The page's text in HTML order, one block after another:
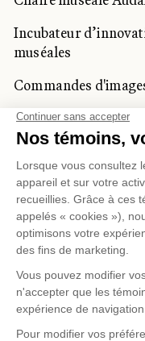
Incubateur
muséales
Commandes
Prix Lynne-Cohen
ET PRIVÉE
Location d'espaces